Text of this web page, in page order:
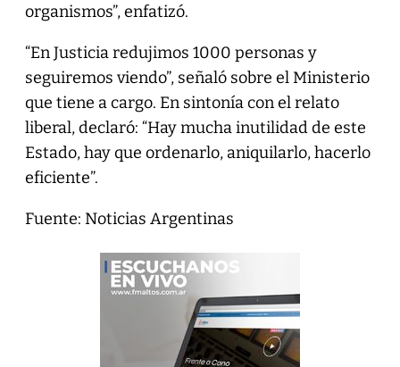
organismos”, enfatizó.
“En Justicia redujimos 1000 personas y
seguiremos viendo”, señaló sobre el Ministerio
que tiene a cargo. En sintonía con el relato
liberal, declaró: “Hay mucha inutilidad de este
Estado, hay que ordenarlo, aniquilarlo, hacerlo
eficiente”.
Fuente: Noticias Argentinas